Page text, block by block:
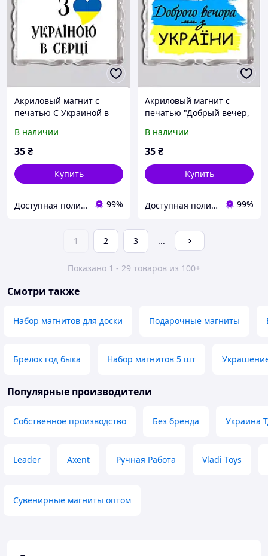
Акриловый магнит с
печатью С Украиной в
В наличии
35₴
Купить
Доступная полиграфия в городе Кропивницком 99%
Акриловый магнит с
печатью "Добрый вечер,
(16024)
В наличии
35₴
Купить
Доступная полиграфия в городе Кропивницком 99%
1 2 3 ...
Показано 1 - 29 товаров из 100+
Смотри также
Набор магнитов для доски Подарочные магниты
Брелок год быка Набор магнитов 5 шт
Популярные производители
Собственное производство Без бренда Украина
Leader Axent Ручная Работа Vladi Toys
Сувенирные магниты оптом